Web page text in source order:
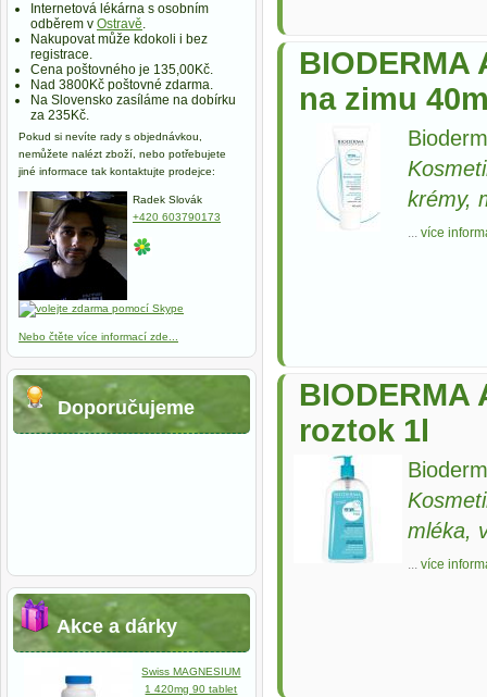
BIODERMA
na zimu
krémy,
... více
BIODERMA
roztok 1l
mléka,
... více
Internetová lékárna s osobním
odběrem v Ostravě.
Nakupovat může kdokoli i bez
registrace.
Cena poštovného je 135,00Kč.
Nad 3800Kč poštovné zdarma.
Na Slovensko zasíláme na dobírku
za 235Kč.
Pokud si nevíte rady s objednávkou,
nemůžete nalézt zboží, nebo potřebujete
jiné informace tak kontaktujte prodejce:
Radek Slovák
+420 603790173
Nebo čtěte více informací zde...
Doporučujeme
Akce a dárky
Swiss MAGNESIUM
1 420mg 90 tablet